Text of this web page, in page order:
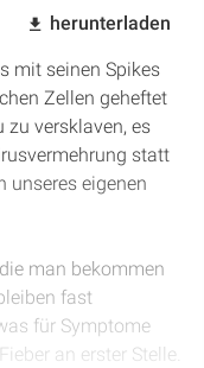
herunterladen
mit seinen Spikes
Zellen geheftet
zu versklaven, es
statt
unseres eigenen
man bekommen
fast
für Symptome
an erster Stelle.